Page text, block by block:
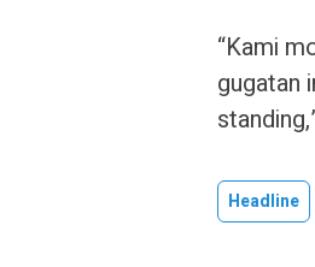
“Kami
gugatan
Headline